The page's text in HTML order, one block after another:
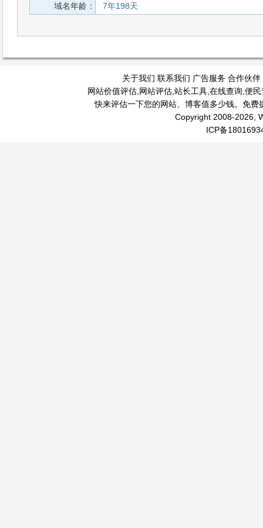
域名年龄： 7年198天
关于我们 联系我们 广告服务 合作伙伴
网站价值评估, 网站评估, 站长工具, 在线查询 便民
快来评估一下您的网站、博客值多少钱。免
Copyright 2008-2026,
ICP备